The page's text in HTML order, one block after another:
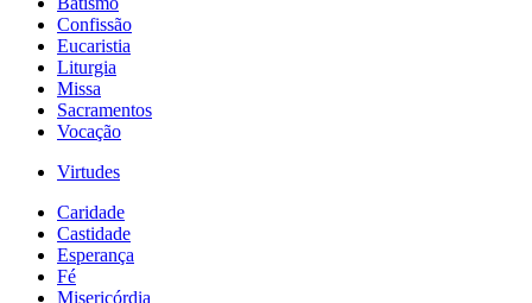
Confissão
Eucaristia
Liturgia
Missa
Sacramentos
Vocação
Virtudes
Caridade
Castidade
Esperança
Fé
Misericórdia